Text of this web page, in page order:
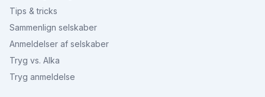
Tips & tricks
Sammenlign selskaber
Anmeldelser af selskaber
Tryg vs. Alka
Tryg anmeldelse